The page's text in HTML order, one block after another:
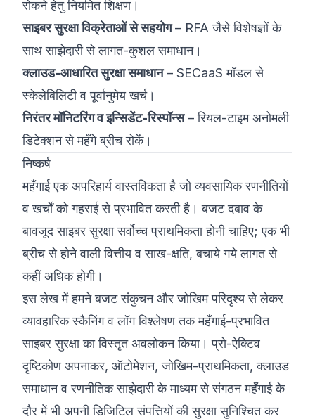
रोकने हेतु नियमित शिक्षण।
साइबर सुरक्षा विक्रेताओं से सहयोग– RFA जैसे विशेषज्ञों के
साथ साझेदारी से लागत-कुशल समाधान।
क्लाउड-आधारित सुरक्षा समाधान– SECaaS मॉडल से
स्केलेबिलिटी व पूर्वानुमेय खर्च।
निरंतर मॉनिटरिंग व इन्सिडेंट-रिस्पॉन्स– रियल-टाइम अनोमली
डिटेक्शन से महँगे ब्रीच रोकें।
निष्कर्ष
महँगाई एक अपरिहार्य वास्तविकता है जो व्यवसायिक रणनीतियों
व खर्चों को गहराई से प्रभावित करती है। बजट दबाव के
बावजूद साइबर सुरक्षा सर्वोच्च प्राथमिकता होनी चाहिए; एक भी
ब्रीच से होने वाली वित्तीय व साख-क्षति, बचाये गये लागत से
कहीं अधिक होगी।
इस लेख में हमने बजट संकुचन और जोखिम परिदृश्य से लेकर
व्यावहारिक स्कैनिंग व लॉग विश्लेषण तक महँगाई-प्रभावित
साइबर सुरक्षा का विस्तृत अवलोकन किया। प्रो-ऐक्टिव
दृष्टिकोण अपनाकर, ऑटोमेशन, जोखिम-प्राथमिकता, क्लाउड
समाधान व रणनीतिक साझेदारी के माध्यम से संगठन महँगाई के
दौर में भी अपनी डिजिटिल संपत्तियों की सुरक्षा सुनिश्चित कर